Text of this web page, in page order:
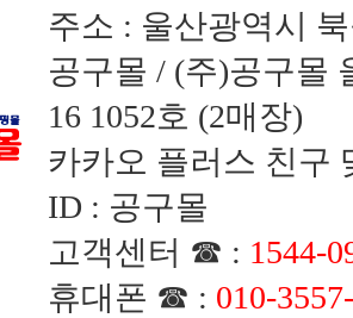
주소 : 울산광역시
공구몰 / (주)공구몰
16 1052호 (2매장)
카카오 플러스 친구
ID : 공구몰
고객센터 ☎ : 1544-
휴대폰 ☎ : 010-